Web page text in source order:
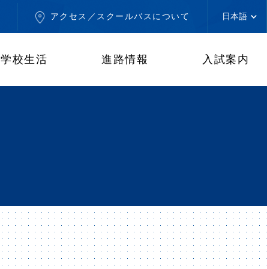
アクセス／スクールバスについて
学校生活 進路情報 入試案内